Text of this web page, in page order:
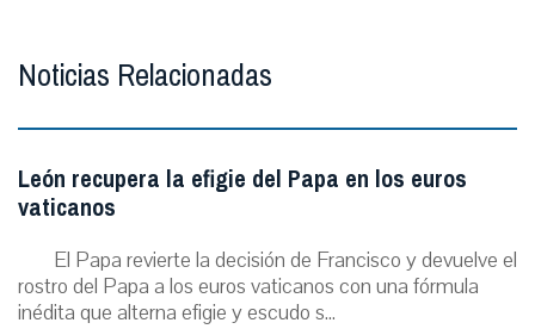
Noticias Relacionadas
León recupera la efigie del Papa en los euros
vaticanos
El Papa revierte la decisión de Francisco y devuelve el
rostro del Papa a los euros vaticanos con una fórmula
inédita que alterna efigie y escudo s...